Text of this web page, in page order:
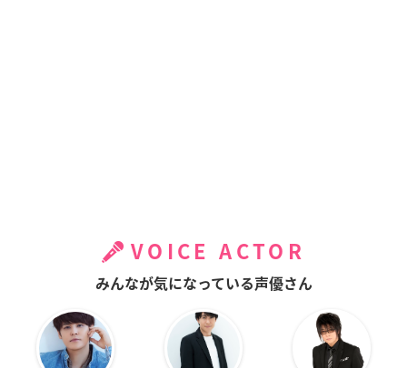
VOICE ACTOR
みんなが気になっている声優さん